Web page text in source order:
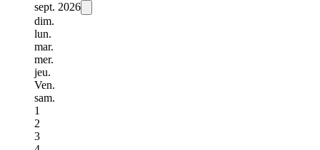
sept. 2026
dim.
lun.
mar.
mer.
jeu.
Ven.
sam.
1
2
3